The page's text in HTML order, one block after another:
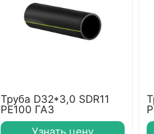
Труба D32*3,0 SDR11
PE100 ГАЗ
Узнать цену